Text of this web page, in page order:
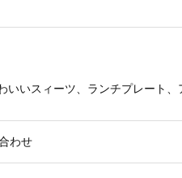
いスィーツ、ランチプレート、
わせ